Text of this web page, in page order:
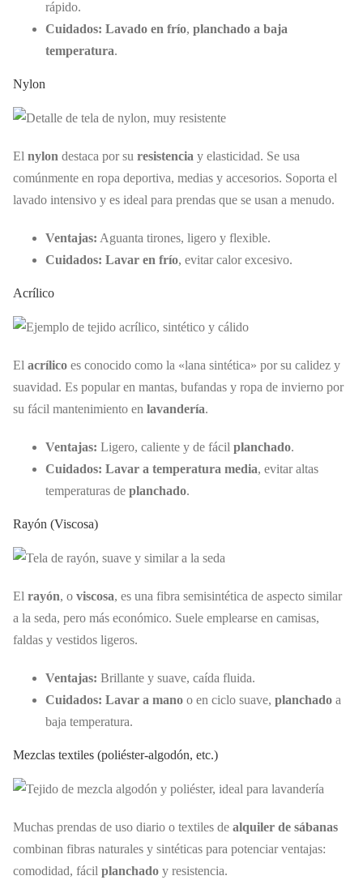
rápido.
Cuidados: Lavado en frío, planchado a baja
temperatura.
Nylon
El nylon destaca por su resistencia y elasticidad. Se usa
comúnmente en ropa deportiva, medias y accesorios. Soporta el
lavado intensivo y es ideal para prendas que se usan a menudo.
Ventajas: Aguanta tirones, ligero y flexible.
Cuidados: Lavar en frío, evitar calor excesivo.
Acrílico
El acrílico es conocido como la «lana sintética» por su calidez y
suavidad. Es popular en mantas, bufandas y ropa de invierno por
su fácil mantenimiento en lavandería.
Ventajas: Ligero, caliente y de fácil planchado.
Cuidados: Lavar a temperatura media, evitar altas
temperaturas de planchado.
Rayón (Viscosa)
El rayón, o viscosa, es una fibra semisintética de aspecto similar
a la seda, pero más económico. Suele emplearse en camisas,
faldas y vestidos ligeros.
Ventajas: Brillante y suave, caída fluida.
Cuidados: Lavar a mano o en ciclo suave, planchado a
baja temperatura.
Mezclas textiles (poliéster-algodón, etc.)
Muchas prendas de uso diario o textiles de alquiler de sábanas
combinan fibras naturales y sintéticas para potenciar ventajas:
comodidad, fácil planchado y resistencia.